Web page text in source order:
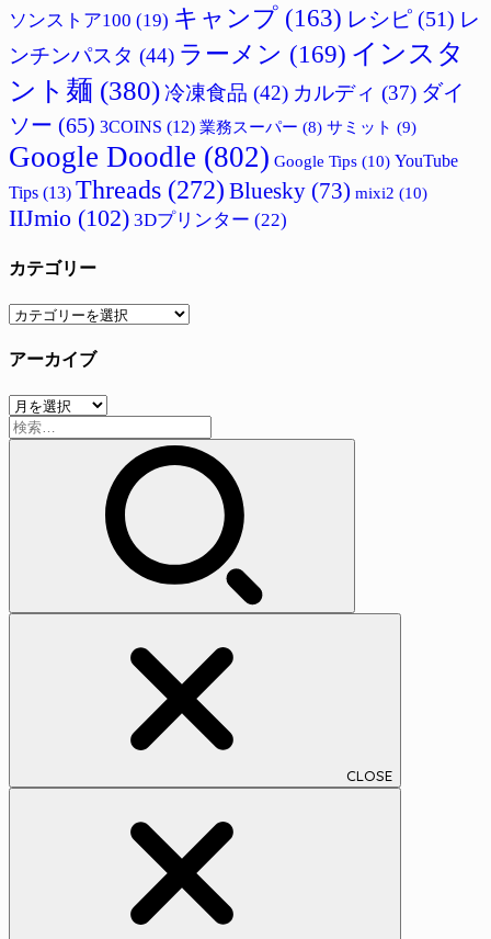
ソンストア100 (19) キャンプ (163) レシピ (51) レ
ンチンパスタ (44) ラーメン (169) インスタ
ント麺 (380)冷凍食品 (42) カルディ (37) ダイ
ソー (65) 3COINS (12) 業務スーパー (8) サミット (9)
Google Doodle (802) Google Tips (10) YouTube
Tips (13) Threads (272) Bluesky (73) mixi2 (10)
IIJmio (102) 3Dプリンター (22)
カテゴリー
カ
ゴ
ー
アーカイブ
ア
ー
検
索:
CLOSE